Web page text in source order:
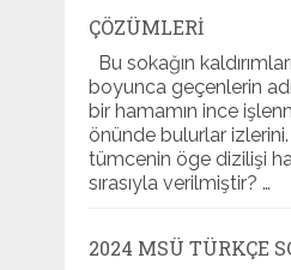
ÇÖZÜMLERI
Bu sokağın
boyunca geçenlerin
bir hamamın ince
önünde bulurlar izlerini.
tümcenin öge dizilişi
sırasıyla verilmiştir? …
2024 MSÜ TÜRKÇE